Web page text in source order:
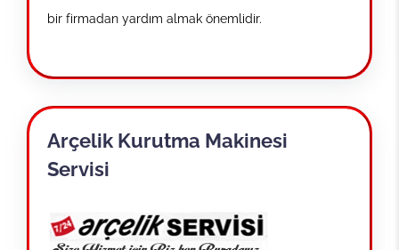
bir firmadan yardım almak önemlidir.
Arçelik Kurutma Makinesi
Servisi